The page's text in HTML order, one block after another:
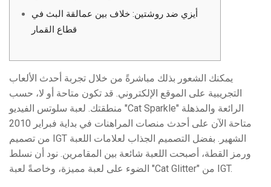
أيزي ضد روشتين: خلاف بين عمالقة البث في
قطاع القمار
يمكنك الشعور بذلك مباشرةً من خلال تجربة أحدث الألعاب
التجريبية على الموقع الإلكتروني. قد تكون متاحة أو لا، حسب
منطقتك. لعبة سلوتس الفيديو "Cat Sparkle" الرائعة والمذهلة
متاحة الآن على أحدث منصات المراهنات في بداية فبراير 2010
من تصميم IGT الشهير. بفضل التصميم الجذاب لعلامات اللعبة
ورمز القطة، أصبحت اللعبة شائعة بين المقامرين. نود أن نسلط
الضوء على لعبة مميزة، وخاصةً لعبة "Cat Glitter" من IGT.